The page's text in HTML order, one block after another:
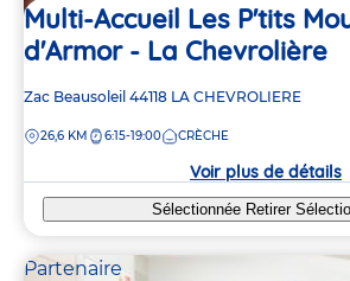
Multi-Accueil Les P'tits
d'Armor - La Chevrolière
Adresse
la
Zac Beausoleil 44118 LA CHEVROLIERE
DISTANCE
26,6 KM 6:15-19:00 CRÈCHE
Voir plus de détails
Sélectionnée Retirer
Partenaire